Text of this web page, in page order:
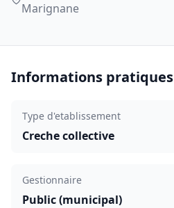
Marignane
Informations pratiques
Type d'etablissement
Creche collective
Gestionnaire
Public (municipal)